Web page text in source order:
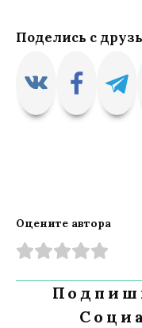
Поделись с
Оцените автора